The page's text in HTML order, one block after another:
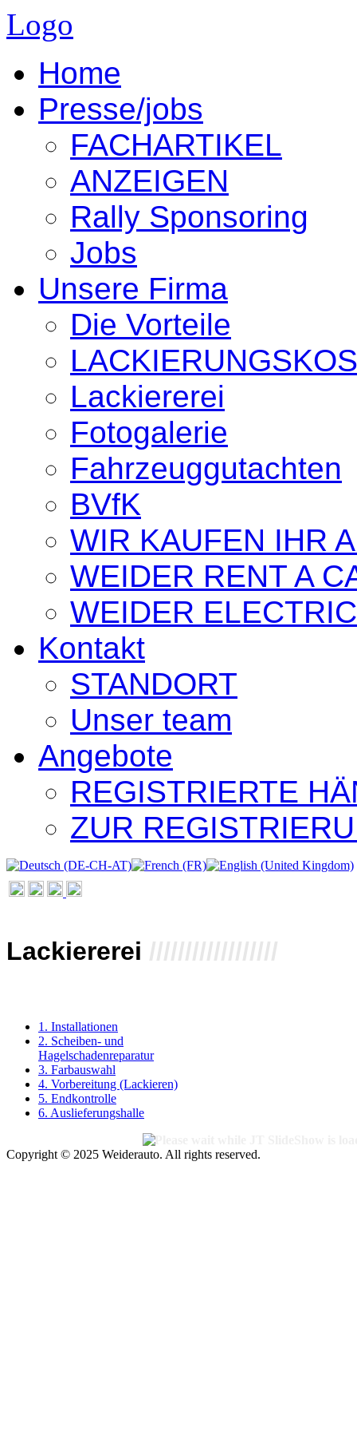
Logo
Home
Presse/jobs
FACHARTIKEL
ANZEIGEN
Rally Sponsoring
Jobs
Unsere Firma
Die Vorteile
Lackiererei
Fotogalerie
Fahrzeuggutachten
BVfK
WIR KAUFEN IHR
WEIDER RENT A
WEIDER ELECTRIC
Kontakt
STANDORT
Unser team
Angebote
REGISTRIERTE
ZUR
Lackiererei //////////////////
1. Installationen
2. Scheiben- und
Hagelschadenreparatur
3. Farbauswahl
4. Vorbereitung (Lackieren)
5. Endkontrolle
6. Auslieferungshalle
Copyright © 2025 Weiderauto. All rights reserved.